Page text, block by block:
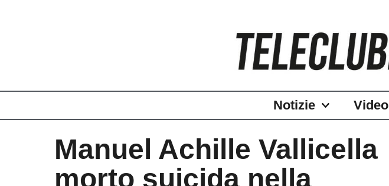
Notizie Video
Manuel Achille Vallicella
morto suicida nella